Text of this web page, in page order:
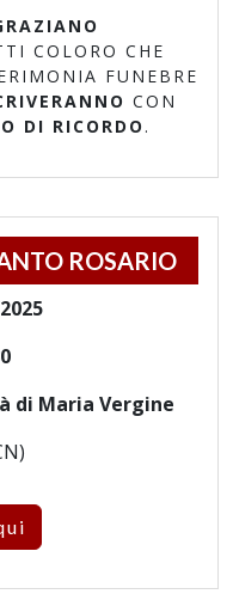
COLORO CHE
FUNEBRE
CON
DI RICORDO .
ROSARIO
di Maria Vergine